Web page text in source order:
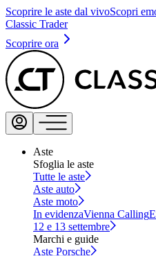
Scoprire le aste dal vivoScopri
Classic Trader
Scoprire ora
Aste
Sfoglia le aste
Tutte le aste
Aste auto
Aste moto
In evidenzaVienna Calling
12 e 13 settembre
Marchi e guide
Aste Porsche